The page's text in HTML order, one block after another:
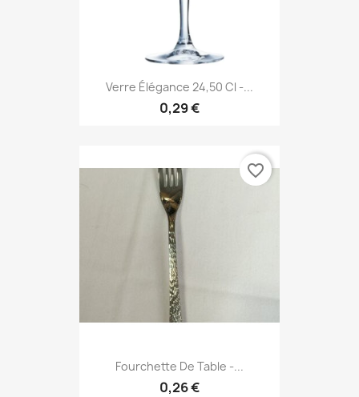
Verre Élégance 24,50 Cl -...
0,29 €
Fourchette De Table -...
0,26 €
favorite_border